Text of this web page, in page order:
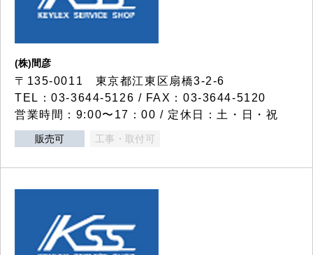
(株)間彦
〒135-0011 東京都江東区扇橋3-2-6
TEL：03-3644-5126 / FAX：03-3644-5120
営業時間：9:00〜17：00 / 定休日：土・日・祝
販売可 工事・取付可